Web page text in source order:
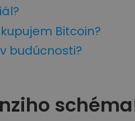
Bitcoin?
budúcnosti?